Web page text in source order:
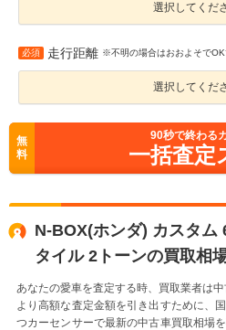
選択してくだ
必須 走行距離 ※不明の場合はおおよそで
選択してくだ
無
料
90秒で終わる
一括査定
N-BOX(ホンダ) カスタム
タイル 2トーンの買取相
あなたの愛車を査定する時、買取業者は中
より高額な査定金額を引き出すために、
つカーセンサーで最新の中古車買取相場